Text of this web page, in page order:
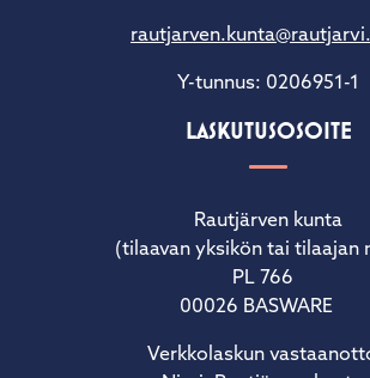
Y-tunnus: 0206951-1
LASKUTUSOSOITE
Rautjärven kunta
(tilaavan yksikön tai tilaajan
PL 766
00026 BASWARE
Verkkolaskun